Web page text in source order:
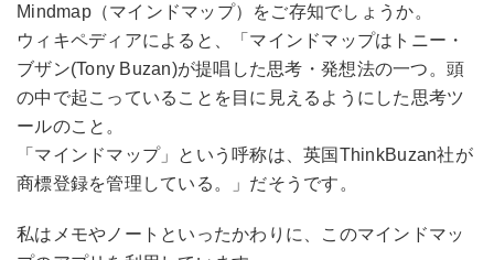
Mindmap（マインドマップ）をご存知でしょうか。
ウィキペディアによると、「マインドマップはトニー・
ブザン(Tony Buzan)が提唱した思考・発想法の一つ。頭
の中で起こっていることを目に見えるようにした思考ツ
ールのこと。
「マインドマップ」という呼称は、英国ThinkBuzan社が
商標登録を管理している。」だそうです。
私はメモやノートといったかわりに、このマインドマッ